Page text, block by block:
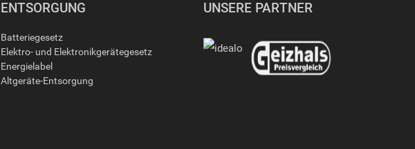
ENTSORGUNG
Batteriegesetz
Elektro- und Elektronikgerätegesetz
Energielabel
Altgeräte-Entsorgung
UNSERE PARTNER